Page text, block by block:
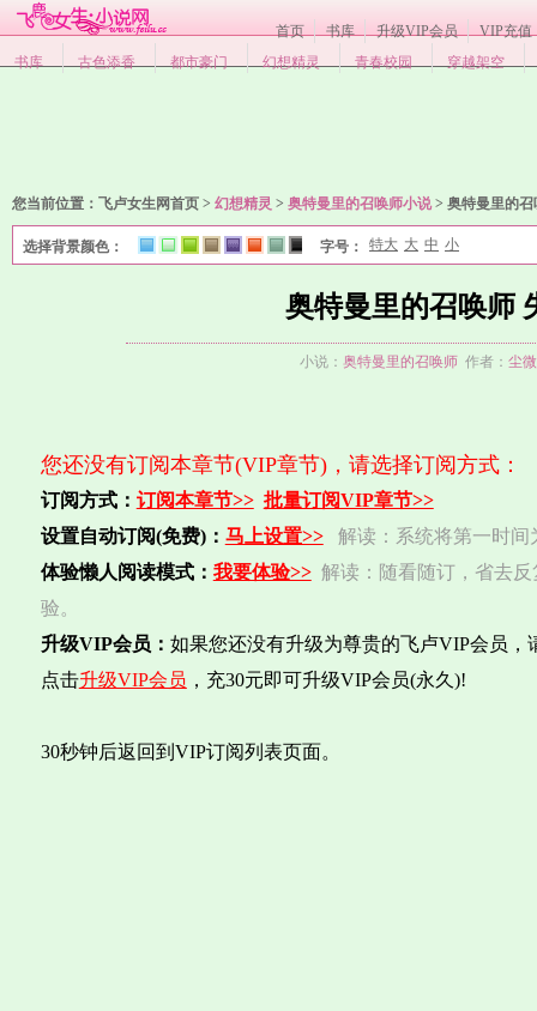
首页 书库 升级VIP会员
VIP充值
书库
古色添香 都市豪门 幻想精灵 青春校园 穿越架空
您当前位置： 飞卢女生网首页 > 幻想精灵 > 奥特曼里的召唤师小说> 奥特曼里的
选择背景颜色：
1
2 3 4 5 6 7 8
字号： 特大 大 中 小
奥特曼里的召唤师
小说： 奥特曼里的召唤师 作者： 尘微
您还没有订阅本章节(VIP章节)，请选择订阅方式：
订阅方式： 订阅本章节>> 批量订阅VIP章节>>
设置自动订阅(免费)： 马上设置>>
解读：系统将第一时
体验懒人阅读模式： 我要体验>> 解读：随看随订，省去
验。
升级VIP会员： 如果您还没有升级为尊贵的飞卢VIP会员，
点击升级VIP会员 ，充30元即可升级VIP会员(永久)!
30秒钟后返回到VIP订阅列表页面。